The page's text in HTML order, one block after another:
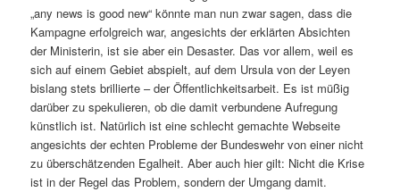
„any news is good new“ könnte man nun zwar sagen, dass die
Kampagne erfolgreich war, angesichts der erklärten Absichten
der Ministerin, ist sie aber ein Desaster. Das vor allem, weil es
sich auf einem Gebiet abspielt, auf dem Ursula von der Leyen
bislang stets brillierte – der Öffentlichkeitsarbeit. Es ist müßig
darüber zu spekulieren, ob die damit verbundene Aufregung
künstlich ist. Natürlich ist eine schlecht gemachte Webseite
angesichts der echten Probleme der Bundeswehr von einer nicht
zu überschätzenden Egalheit. Aber auch hier gilt: Nicht die Krise
ist in der Regel das Problem, sondern der Umgang damit.